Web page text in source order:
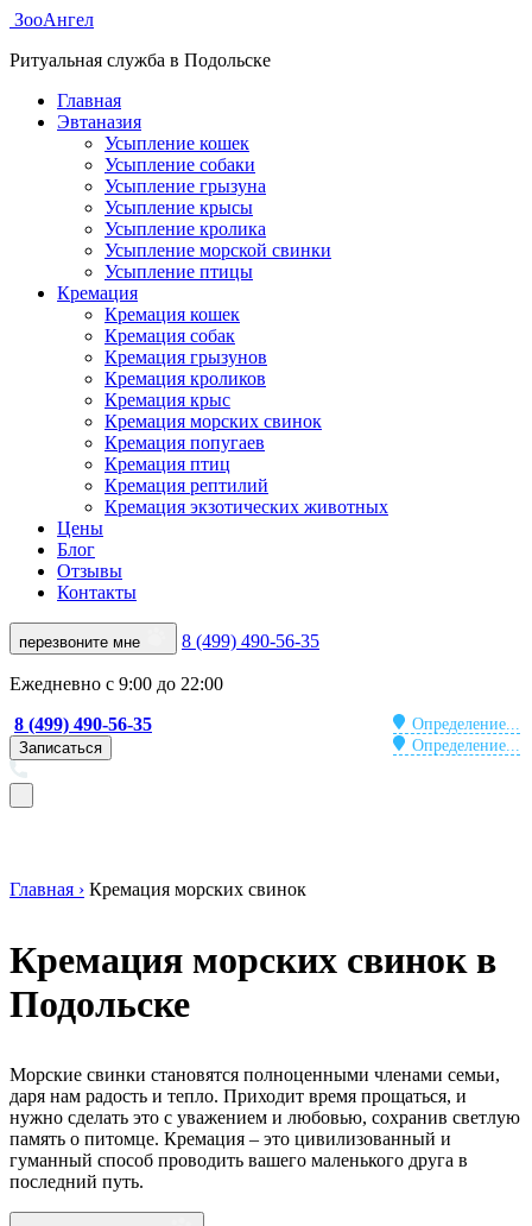
ЗооАнгел
Ритуальная служба в Подольске
Главная
Эвтаназия
Усыпление кошек
Усыпление собаки
Усыпление грызуна
Усыпление крысы
Усыпление кролика
Усыпление морской свинки
Усыпление птицы
Кремация
Кремация кошек
Кремация собак
Кремация грызунов
Кремация кроликов
Кремация крыс
Кремация морских свинок
Кремация попугаев
Кремация птиц
Кремация рептилий
Кремация экзотических животных
Цены
Блог
Отзывы
Контакты
перезвоните мне 8 (499) 490-56-35
Ежедневно с 9:00 до 22:00
Определение...
8 (499) 490-56-35
Определение...
Записаться
Главная › Кремация морских свинок
Кремация морских свинок в
Подольске
Морские свинки становятся полноценными членами семьи,
даря нам радость и тепло. Приходит время прощаться, и
нужно сделать это с уважением и любовью, сохранив светлую
память о питомце. Кремация – это цивилизованный и
гуманный способ проводить вашего маленького друга в
последний путь.